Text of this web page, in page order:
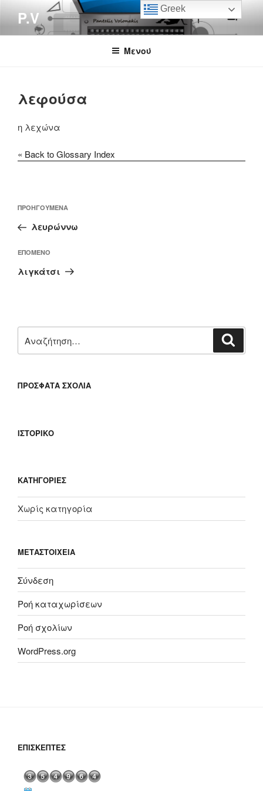
περιεχόμενο
P.V
Μενού
λεφούσα
η λεχώνα
« Back to Glossary Index
άρθρων
Προηγούμενο
άρθρο
ΠΡΟΗΓΟΎΜΕΝΑ
λευρώννω
Επόμενο
άρθρο
ΕΠΌΜΕΝΟ
λιγκάτσι
για:
ΠΡΌΣΦΑΤΑ ΣΧΌΛΙΑ
ΙΣΤΟΡΙΚΌ
KΑΤΗΓΟΡΊΕΣ
Χωρίς κατηγορία
ΜΕΤΑΣΤΟΙΧΕΊΑ
Σύνδεση
Ροή καταχωρίσεων
Ροή σχολίων
WordPress.org
ΕΠΙΣΚΈΠΤΕΣ
Greek